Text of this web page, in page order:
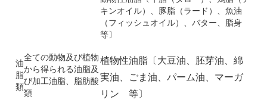
油
脂
類
全ての動物及び植物
から得られる油脂及
び加工油脂、脂肪酸
類
キンオイル）、豚脂（ラード）、魚油
（フィッシュオイル）、バター、脂身
等〕
植物性油脂〔大豆油、胚芽油、綿
実油、ごま油、パーム油、マーガ
リン 等〕